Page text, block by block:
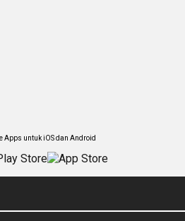
Apps untuk iOS dan Android